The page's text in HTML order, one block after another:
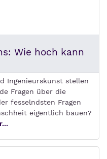
Wie hoch kann
Ingenieurskunst stellen
Fragen über die
fesselndsten Fragen
eigentlich bauen?